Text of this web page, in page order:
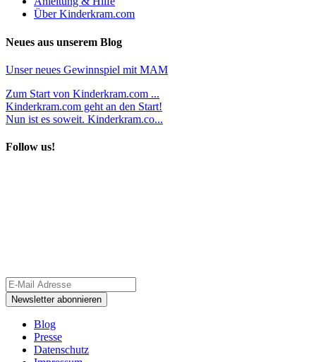
Über Kinderkram.com
Neues aus unserem Blog
Unser neues Gewinnspiel mit MAM
Zum Start von Kinderkram.com ...
Kinderkram.com geht an den Start!
Nun ist es soweit. Kinderkram.co...
Follow us!
Blog
Presse
Datenschutz